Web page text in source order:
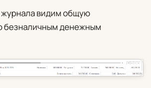
журнала видим общую
безналичным денежным